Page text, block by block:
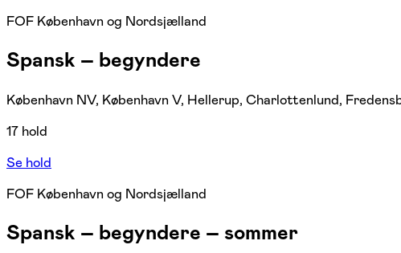
FOF København og Nordsjælland
Spansk – begyndere
København NV, København V, Hellerup, Charlottenlund,
17 hold
Se hold
FOF København og Nordsjælland
Spansk – begyndere – sommer